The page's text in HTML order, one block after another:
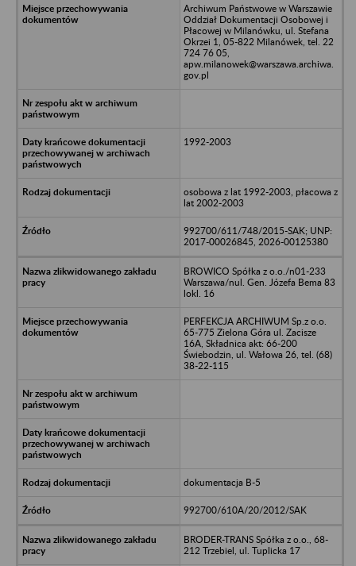
Archiwum Państwowe w Warszawie
Oddział Dokumentacji Osobowej i
Płacowej w Milanówku, ul. Stefana
Okrzei 1, 05-822 Milanówek, tel. 22
724 76 05,
apw.milanowek@warszawa.archiwa.
gov.pl
1992-2003
osobowa z lat 1992-2003, płacowa z
lat 2002-2003
992700/611/748/2015-SAK; UNP:
2017-00026845, 2026-00125380
BROWICO Spółka z o.o./n01-233
Warszawa/nul. Gen. Józefa Bema 83
lokl. 16
PERFEKCJA ARCHIWUM Sp.z o.o.
65-775 Zielona Góra ul. Zacisze
16A, Składnica akt: 66-200
Świebodzin, ul. Wałowa 26, tel. (68)
38-22-115
dokumentacja B-5
992700/610A/20/2012/SAK
BRODER-TRANS Spółka z o.o., 68-
212 Trzebiel, ul. Tuplicka 17